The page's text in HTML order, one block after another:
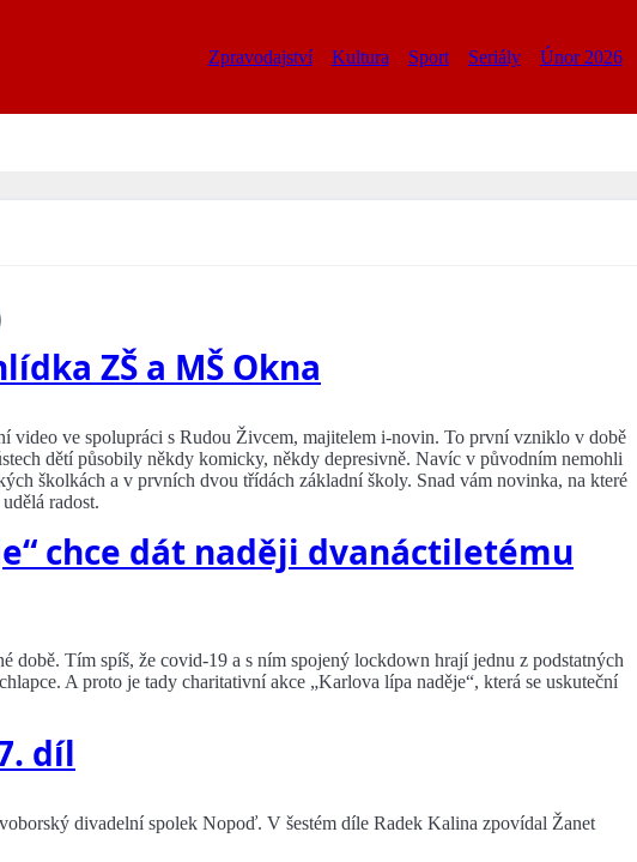
Zpravodajství Kultura Sport Seriály Únor 2026
ZŠ a MŠ Okna
video ve spolupráci s Rudou Živcem, majitelem i-novin. To první vzniklo v době
dětí působily někdy komicky, někdy depresivně. Navíc v původním nemohli
školkách a v prvních dvou třídách základní školy. Snad vám novinka, na které
radost.
chce dát naději dvanáctiletému
době. Tím spíš, že covid-19 a s ním spojený lockdown hrají jednu z podstatných
A proto je tady charitativní akce „Karlova lípa naděje“, která se uskuteční
díl
divadelní spolek Nopoď. V šestém díle Radek Kalina zpovídal Žanet